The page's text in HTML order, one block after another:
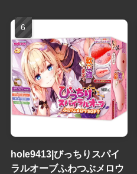
hole9413|びっちりスパイ
ラルオーブふわつぶメロウ